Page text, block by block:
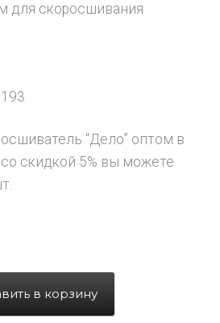
для скоросшивания
“Дело” оптом в
скидкой 5% вы можете
в корзину